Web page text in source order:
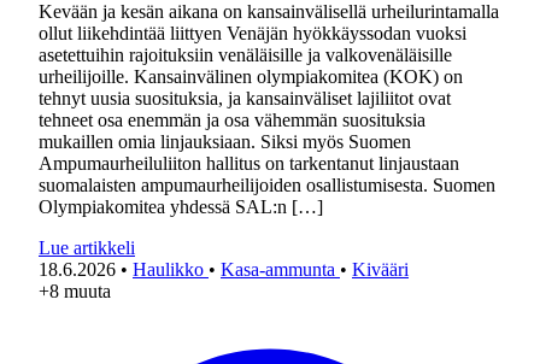
Kevään ja kesän aikana on kansainvälisellä urheilurintamalla
ollut liikehdintää liittyen Venäjän hyökkäyssodan vuoksi
asetettuihin rajoituksiin venäläisille ja valkovenäläisille
urheilijoille. Kansainvälinen olympiakomitea (KOK) on
tehnyt uusia suosituksia, ja kansainväliset lajiliitot ovat
tehneet osa enemmän ja osa vähemmän suosituksia
mukaillen omia linjauksiaan. Siksi myös Suomen
Ampumaurheiluliiton hallitus on tarkentanut linjaustaan
suomalaisten ampumaurheilijoiden osallistumisesta. Suomen
Olympiakomitea yhdessä SAL:n […]
Lue artikkeli
18.6.2026 • Haulikko • Kasa-ammunta • Kivääri
+8 muuta